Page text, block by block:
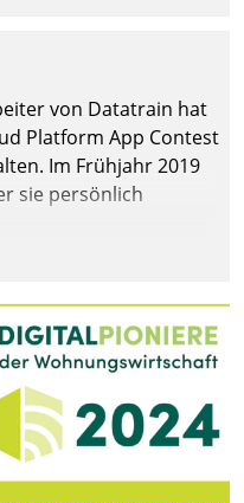
von Datatrain hat
Platform App Contest
Im Frühjahr 2019
sie persönlich